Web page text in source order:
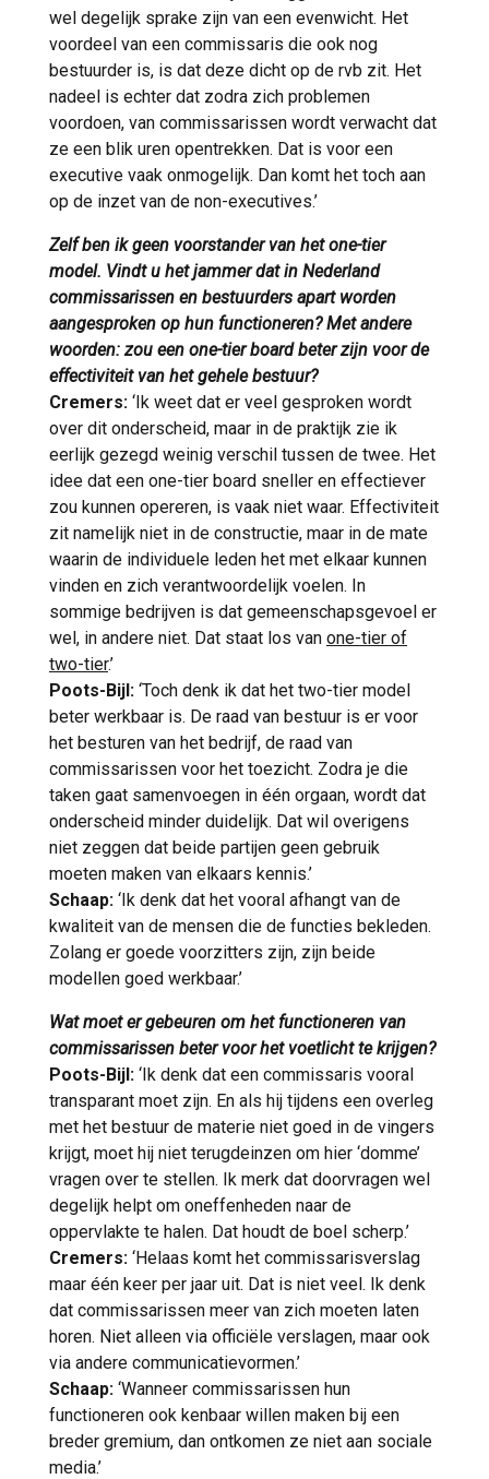
wel degelijk sprake zijn van een evenwicht. Het
voordeel van een commissaris die ook nog
bestuurder is, is dat deze dicht op de rvb zit. Het
nadeel is echter dat zodra zich problemen
voordoen, van commissarissen wordt verwacht dat
ze een blik uren opentrekken. Dat is voor een
executive vaak onmogelijk. Dan komt het toch aan
op de inzet van de non-executives.’
Zelf ben ik geen voorstander van het one-tier
model. Vindt u het jammer dat in Nederland
commissarissen en bestuurders apart worden
aangesproken op hun functioneren? Met andere
woorden: zou een one-tier board beter zijn voor de
effectiviteit van het gehele bestuur?
Cremers: ‘Ik weet dat er veel gesproken wordt
over dit onderscheid, maar in de praktijk zie ik
eerlijk gezegd weinig verschil tussen de twee. Het
idee dat een one-tier board sneller en effectiever
zou kunnen opereren, is vaak niet waar. Effectiviteit
zit namelijk niet in de constructie, maar in de mate
waarin de individuele leden het met elkaar kunnen
vinden en zich verantwoordelijk voelen. In
sommige bedrijven is dat gemeenschapsgevoel er
wel, in andere niet. Dat staat los van one-tier of
two-tier.’
Poots-Bijl: ‘Toch denk ik dat het two-tier model
beter werkbaar is. De raad van bestuur is er voor
het besturen van het bedrijf, de raad van
commissarissen voor het toezicht. Zodra je die
taken gaat samenvoegen in één orgaan, wordt dat
onderscheid minder duidelijk. Dat wil overigens
niet zeggen dat beide partijen geen gebruik
moeten maken van elkaars kennis.’
Schaap: ‘Ik denk dat het vooral afhangt van de
kwaliteit van de mensen die de functies bekleden.
Zolang er goede voorzitters zijn, zijn beide
modellen goed werkbaar.’
Wat moet er gebeuren om het functioneren van
commissarissen beter voor het voetlicht te krijgen?
Poots-Bijl: ‘Ik denk dat een commissaris vooral
transparant moet zijn. En als hij tijdens een overleg
met het bestuur de materie niet goed in de vingers
krijgt, moet hij niet terugdeinzen om hier ‘domme’
vragen over te stellen. Ik merk dat doorvragen wel
degelijk helpt om oneffenheden naar de
oppervlakte te halen. Dat houdt de boel scherp.’
Cremers: ‘Helaas komt het commissarisverslag
maar één keer per jaar uit. Dat is niet veel. Ik denk
dat commissarissen meer van zich moeten laten
horen. Niet alleen via officiële verslagen, maar ook
via andere communicatievormen.’
Schaap: ‘Wanneer commissarissen hun
functioneren ook kenbaar willen maken bij een
breder gremium, dan ontkomen ze niet aan sociale
media.’